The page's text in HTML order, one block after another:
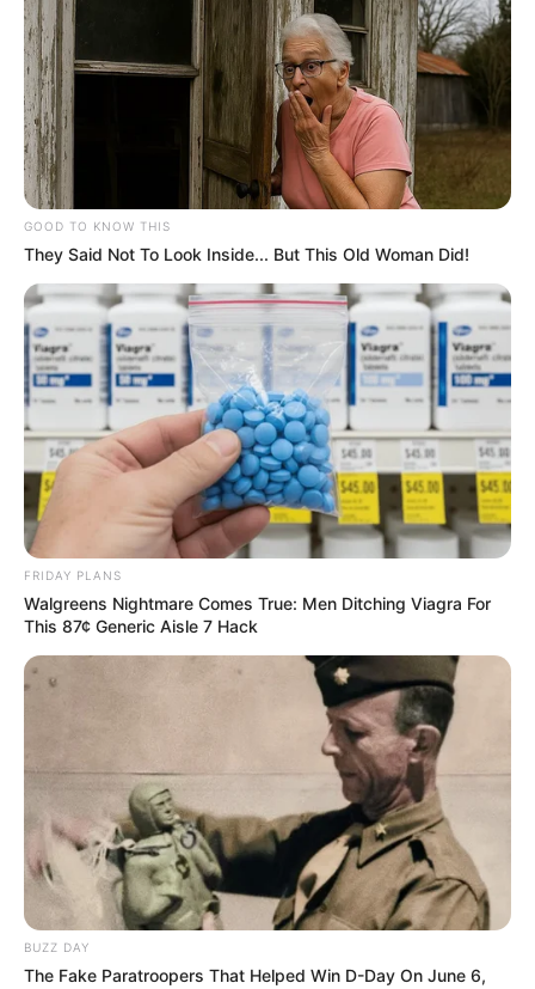
Пов’язаний запис
ГАРЯЧI
«Батько був би живий»: на
GOOD TO KNOW THIS
They Said Not To Look Inside... But This Old Woman Did!
FRIDAY PLANS
Walgreens Nightmare Comes True: Men Ditching Viagra For
This 87¢ Generic Aisle 7 Hack
BUZZ DAY
The Fake Paratroopers That Helped Win D-Day On June 6,